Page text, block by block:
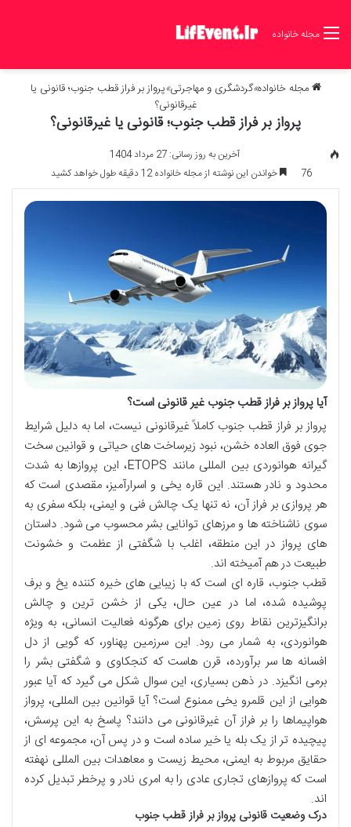
مجله خانواده
مجله خانواده»گردشگری و مهاجرتی»پرواز بر فراز قطب جنوب؛ قانونی یا
غیرقانونی؟
پرواز بر فراز قطب جنوب؛ قانونی یا غیرقانونی؟
آخرین به روز رسانی: 27 مرداد 1404
76
خواندن این نوشته از مجله خانواده 12 دقیقه طول خواهد کشید
آیا پرواز بر فراز قطب جنوب غیر قانونی است؟
پرواز بر فراز قطب جنوب کاملاً غیرقانونی نیست، اما به دلیل شرایط
جوی فوق العاده خشن، نبود زیرساخت های حیاتی و قوانین سخت
گیرانه هوانوردی بین المللی مانند ETOPS، این پروازها به شدت
محدود و نادر هستند. این قاره یخی و اسرارآمیز، مقصدی است که
هر پروازی بر فراز آن، نه تنها یک چالش فنی و ایمنی، بلکه سفری به
سوی ناشناخته ها و مرزهای توانایی بشر محسوب می شود. داستان
های پرواز در این منطقه، اغلب با شگفتی از عظمت و خشونت
طبیعت در هم آمیخته اند.
قطب جنوب، قاره ای است که با زیبایی های خیره کننده یخ و برف
پوشیده شده، اما در عین حال، یکی از خشن ترین و چالش
برانگیزترین نقاط روی زمین برای هرگونه فعالیت انسانی، به ویژه
هوانوردی، به شمار می رود. این سرزمین پهناور، که گویی از دل
افسانه ها سر برآورده، قرن هاست که کنجکاوی و شگفتی بشر را
برمی انگیزد. در ذهن بسیاری، این سوال شکل می گیرد که آیا عبور
هوایی از این قلمرو یخی ممنوع است؟ آیا قوانین بین المللی، پرواز
هواپیماها را بر فراز آن غیرقانونی می دانند؟ پاسخ به این پرسش،
پیچیده تر از یک بله یا خیر ساده است و در پس آن، مجموعه ای از
حقایق مربوط به ایمنی، محیط زیست و معاهدات بین المللی نهفته
است که پروازهای تجاری عادی را به امری نادر و پرخطر تبدیل کرده
اند.
درک وضعیت قانونی پرواز بر فراز قطب جنوب